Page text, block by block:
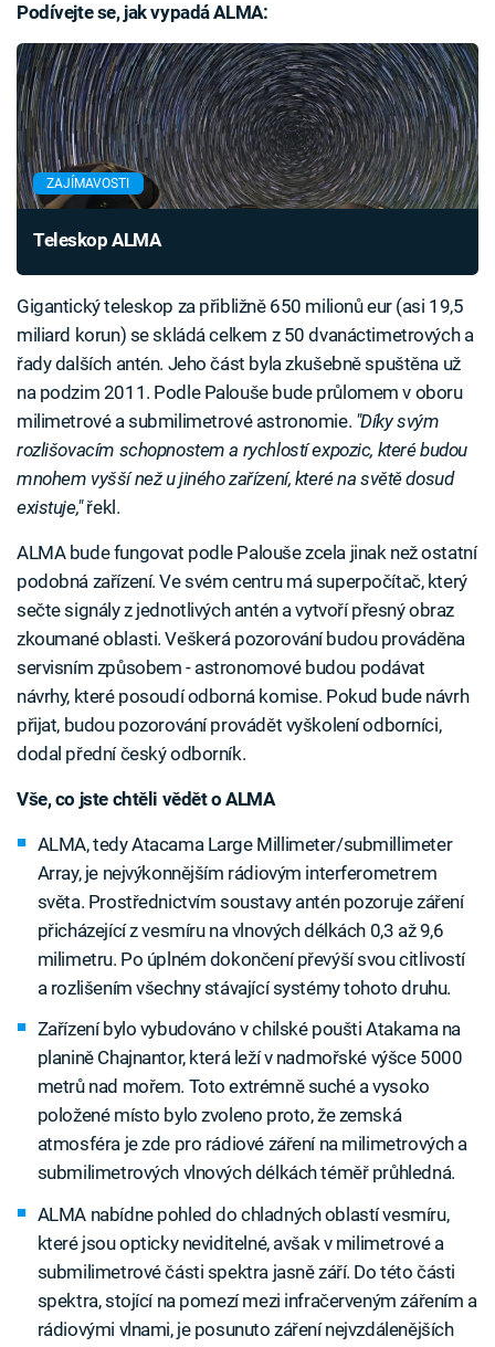
Podívejte se, jak vypadá ALMA:
ZAJÍMAVOSTI
Teleskop ALMA
Gigantický teleskop za přibližně 650 milionů eur (asi 19,5
miliard korun) se skládá celkem z 50 dvanáctimetrových a
řady dalších antén. Jeho část byla zkušebně spuštěna už
na podzim 2011. Podle Palouše bude průlomem v oboru
milimetrové a submilimetrové astronomie. "Díky svým
rozlišovacím schopnostem a rychlostí expozic, které budou
mnohem vyšší než u jiného zařízení, které na světě dosud
existuje,"řekl.
ALMA bude fungovat podle Palouše zcela jinak než ostatní
podobná zařízení. Ve svém centru má superpočítač, který
sečte signály z jednotlivých antén a vytvoří přesný obraz
zkoumané oblasti. Veškerá pozorování budou prováděna
servisním způsobem - astronomové budou podávat
návrhy, které posoudí odborná komise. Pokud bude návrh
přijat, budou pozorování provádět vyškolení odborníci,
dodal přední český odborník.
Vše, co jste chtěli vědět o ALMA
ALMA, tedy Atacama Large Millimeter/submillimeter
Array, je nejvýkonnějším rádiovým interferometrem
světa. Prostřednictvím soustavy antén pozoruje záření
přicházející z vesmíru na vlnových délkách 0,3 až 9,6
milimetru. Po úplném dokončení převýší svou citlivostí
a rozlišením všechny stávající systémy tohoto druhu.
Zařízení bylo vybudováno v chilské poušti Atakama na
planině Chajnantor, která leží v nadmořské výšce 5000
metrů nad mořem. Toto extrémně suché a vysoko
položené místo bylo zvoleno proto, že zemská
atmosféra je zde pro rádiové záření na milimetrových a
submilimetrových vlnových délkách téměř průhledná.
ALMA nabídne pohled do chladných oblastí vesmíru,
které jsou opticky neviditelné, avšak v milimetrové a
submilimetrové části spektra jasně září. Do této části
spektra, stojící na pomezí mezi infračerveným zářením a
rádiovými vlnami, je posunuto záření nejvzdálenějších